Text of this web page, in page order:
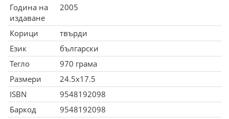
Година на
издаване
2005
Корици
твърди
Език
български
Тегло
970 грама
Размери
24.5x17.5
ISBN
9548192098
Баркод
9548192098